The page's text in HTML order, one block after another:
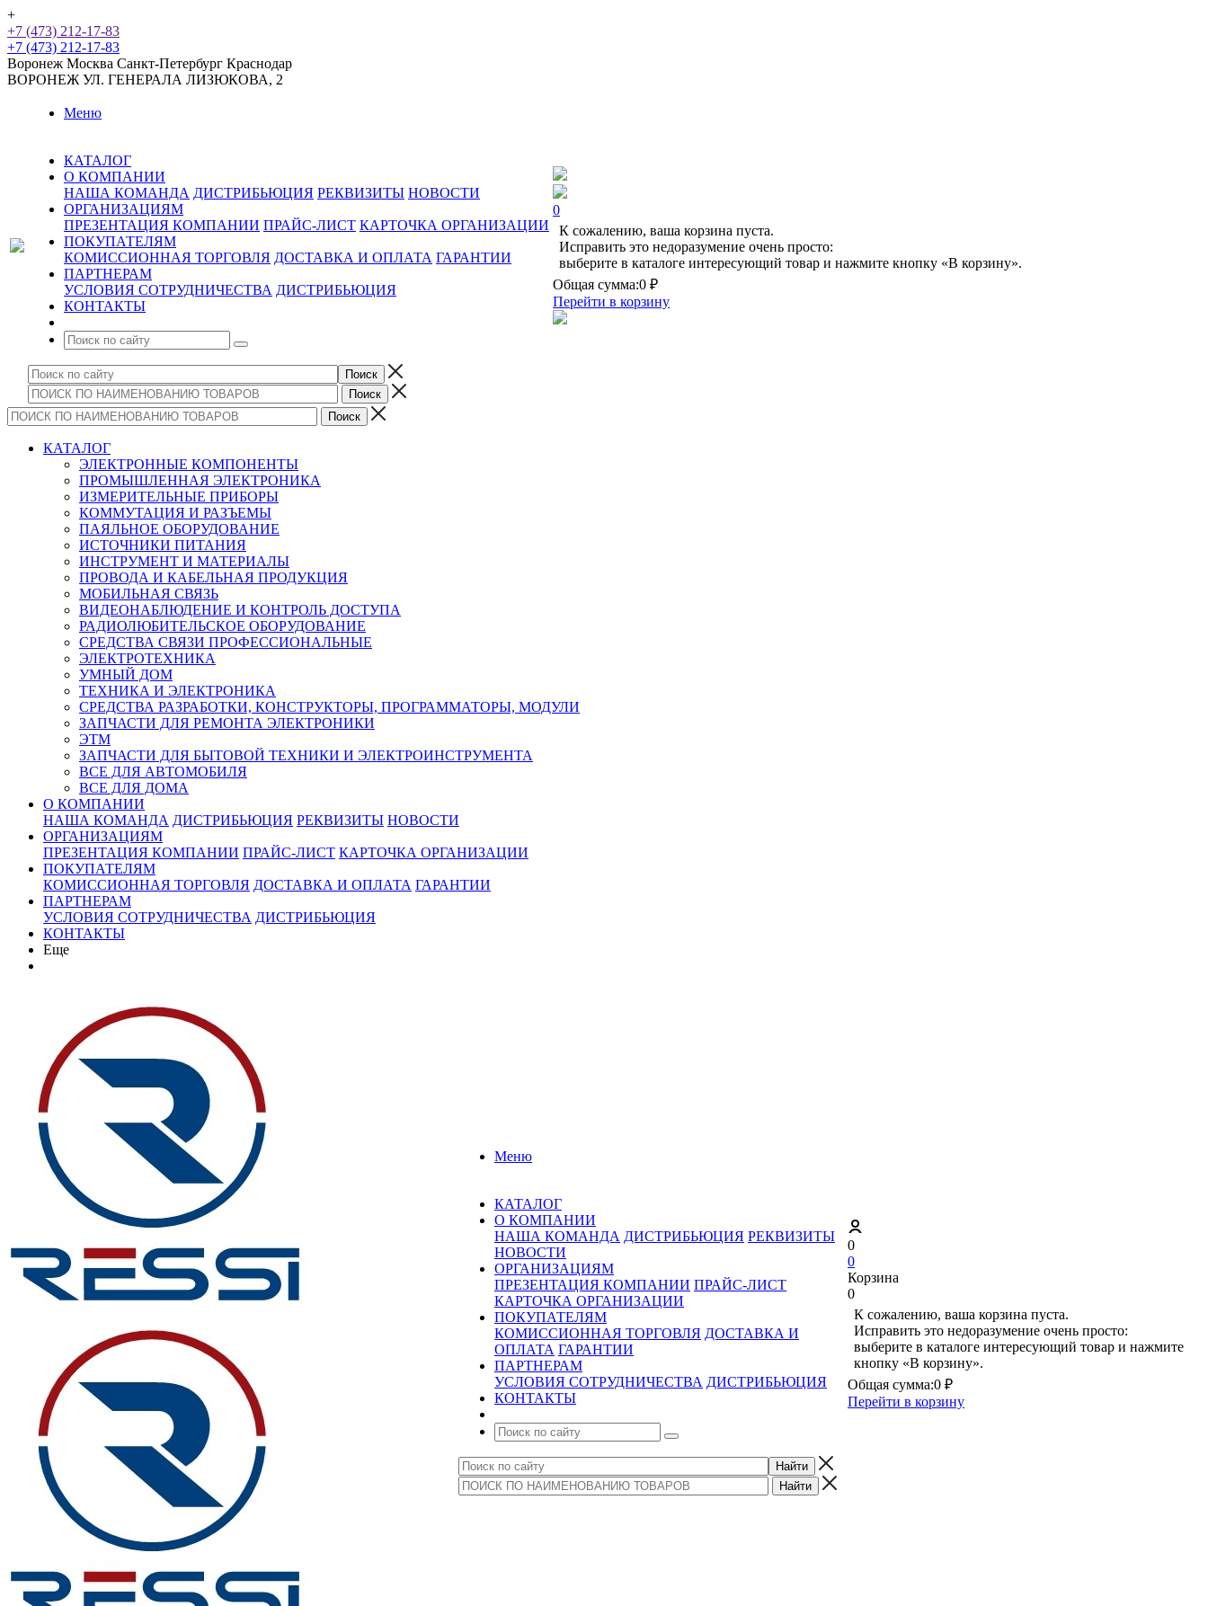
+
+7 (473) 212-17-83
+7 (473) 212-17-83
Воронеж Москва Санкт-Петербург Краснодар
ВОРОНЕЖ УЛ. ГЕНЕРАЛА ЛИЗЮКОВА, 2
Меню
КАТАЛОГ
О КОМПАНИИ
НАША КОМАНДА ДИСТРИБЬЮЦИЯ РЕКВИЗИТЫ НОВОСТИ
ОРГАНИЗАЦИЯМ
ПРЕЗЕНТАЦИЯ КОМПАНИИ ПРАЙС-ЛИСТ КАРТОЧКА ОРГАНИЗАЦИИ
ПОКУПАТЕЛЯМ
КОМИССИОННАЯ ТОРГОВЛЯ ДОСТАВКА И ОПЛАТА ГАРАНТИИ
ПАРТНЕРАМ
УСЛОВИЯ СОТРУДНИЧЕСТВА ДИСТРИБЬЮЦИЯ
КОНТАКТЫ
0
К сожалению, ваша корзина пуста.
Исправить это недоразумение очень просто:
выберите в каталоге интересующий товар и нажмите кнопку «В корзину».
Общая сумма:0 ₽
Перейти в корзину
КАТАЛОГ
ЭЛЕКТРОННЫЕ КОМПОНЕНТЫ
ПРОМЫШЛЕННАЯ ЭЛЕКТРОНИКА
ИЗМЕРИТЕЛЬНЫЕ ПРИБОРЫ
КОММУТАЦИЯ И РАЗЪЕМЫ
ПАЯЛЬНОЕ ОБОРУДОВАНИЕ
ИСТОЧНИКИ ПИТАНИЯ
ИНСТРУМЕНТ И МАТЕРИАЛЫ
ПРОВОДА И КАБЕЛЬНАЯ ПРОДУКЦИЯ
МОБИЛЬНАЯ СВЯЗЬ
ВИДЕОНАБЛЮДЕНИЕ И КОНТРОЛЬ ДОСТУПА
РАДИОЛЮБИТЕЛЬСКОЕ ОБОРУДОВАНИЕ
СРЕДСТВА СВЯЗИ ПРОФЕССИОНАЛЬНЫЕ
ЭЛЕКТРОТЕХНИКА
УМНЫЙ ДОМ
ТЕХНИКА И ЭЛЕКТРОНИКА
СРЕДСТВА РАЗРАБОТКИ, КОНСТРУКТОРЫ, ПРОГРАММАТОРЫ, МОДУЛИ
ЗАПЧАСТИ ДЛЯ РЕМОНТА ЭЛЕКТРОНИКИ
ЭТМ
ЗАПЧАСТИ ДЛЯ БЫТОВОЙ ТЕХНИКИ И ЭЛЕКТРОИНСТРУМЕНТА
ВСЕ ДЛЯ АВТОМОБИЛЯ
ВСЕ ДЛЯ ДОМА
О КОМПАНИИ
НАША КОМАНДА ДИСТРИБЬЮЦИЯ РЕКВИЗИТЫ НОВОСТИ
ОРГАНИЗАЦИЯМ
ПРЕЗЕНТАЦИЯ КОМПАНИИ ПРАЙС-ЛИСТ КАРТОЧКА ОРГАНИЗАЦИИ
ПОКУПАТЕЛЯМ
КОМИССИОННАЯ ТОРГОВЛЯ ДОСТАВКА И ОПЛАТА ГАРАНТИИ
ПАРТНЕРАМ
УСЛОВИЯ СОТРУДНИЧЕСТВА ДИСТРИБЬЮЦИЯ
КОНТАКТЫ
Еще
Меню
КАТАЛОГ
О КОМПАНИИ
НАША КОМАНДА ДИСТРИБЬЮЦИЯ РЕКВИЗИТЫ
НОВОСТИ
ОРГАНИЗАЦИЯМ
ПРЕЗЕНТАЦИЯ КОМПАНИИ ПРАЙС-ЛИСТ
КАРТОЧКА ОРГАНИЗАЦИИ
ПОКУПАТЕЛЯМ
КОМИССИОННАЯ ТОРГОВЛЯ ДОСТАВКА И
ОПЛАТА ГАРАНТИИ
ПАРТНЕРАМ
УСЛОВИЯ СОТРУДНИЧЕСТВА ДИСТРИБЬЮЦИЯ
КОНТАКТЫ
0
0
Корзина
0
К сожалению, ваша корзина пуста.
Исправить это недоразумение очень просто:
выберите в каталоге интересующий товар и нажмите
кнопку «В корзину».
Общая сумма:0 ₽
Перейти в корзину